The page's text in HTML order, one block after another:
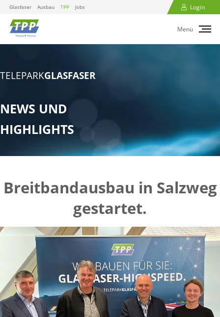
Glasfaser Ausbau TPP Jobs Login
Menü
TELEPARKGLASFASER
NEWS UND
HIGHLIGHTS
Breitbandausbau in Salzweg
gestartet.